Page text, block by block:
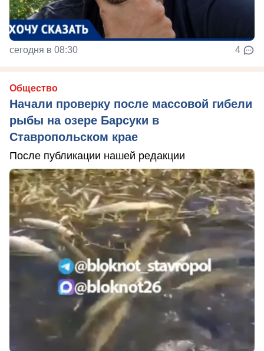
сегодня в 08:30 4
Общество
Начали проверку после массовой гибели
рыбы на озере Барсуки в
Ставропольском крае
После публикации нашей редакции